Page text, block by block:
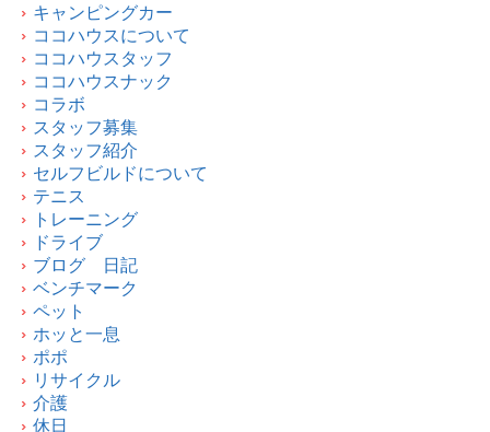
キャンピングカー
ココハウスについて
ココハウスタッフ
ココハウスナック
コラボ
スタッフ募集
スタッフ紹介
セルフビルドについて
テニス
トレーニング
ドライブ
ブログ 日記
ベンチマーク
ペット
ホッと一息
ポポ
リサイクル
介護
休日